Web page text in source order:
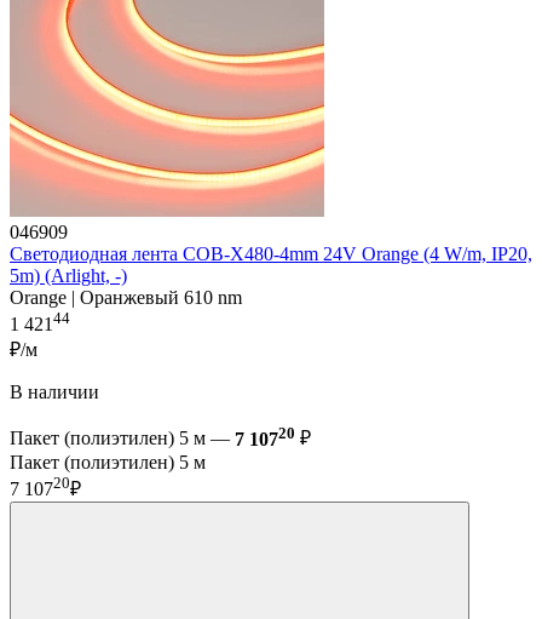
046909
Светодиодная лента COB-X480-4mm 24V Orange (4 W/m, IP20,
5m) (Arlight, -)
Orange | Оранжевый 610 nm
1 421 44
₽/м
В наличии
Пакет (полиэтилен) 5 м — 7 10720 ₽
Пакет (полиэтилен) 5 м
7 10720₽